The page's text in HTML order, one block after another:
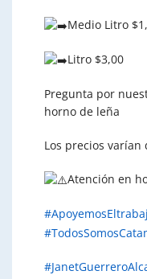
Medio Litro
Litro $3,00
Pregunta por
horno de leña
Los precios varían
Atención en